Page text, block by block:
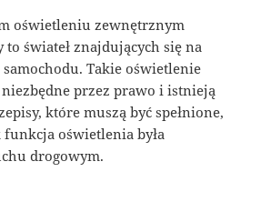
oświetleniu zewnętrznym
to świateł znajdujących się na
samochodu. Takie oświetlenie
przez prawo i istnieją
które muszą być spełnione,
oświetlenia była
drogowym.